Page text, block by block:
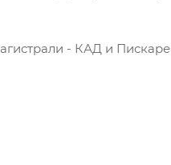
- КАД и